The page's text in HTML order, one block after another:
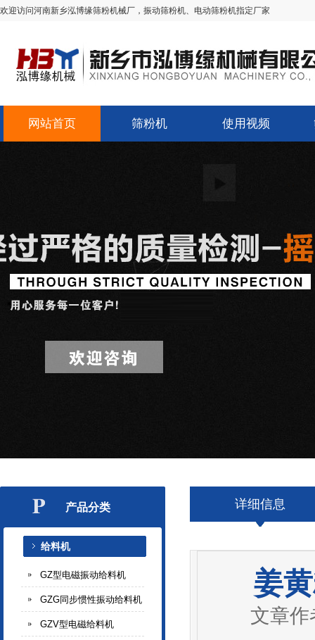
欢迎访问河南新乡泓博缘筛粉机械厂，振动筛粉机、电动筛粉机指定厂家
网站首页 筛粉机 使用视频
产品分类
给料机
GZ型电磁振动给料机
GZG同步惯性振动给料机
GZV型电磁给料机
详细信息
姜
文章作